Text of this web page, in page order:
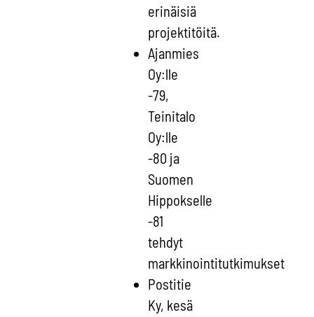
erinäisiä
projektitöitä.
Ajanmies
Oy:lle
-79,
Teinitalo
Oy:lle
-80 ja
Suomen
Hippokselle
-81
tehdyt
markkinointitutkimukset
Postitie
Ky, kesä